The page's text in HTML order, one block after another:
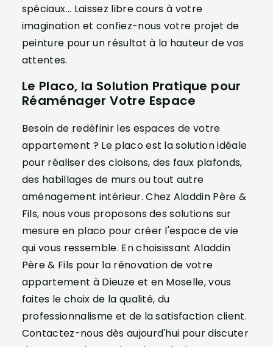
spéciaux... Laissez libre cours à votre
imagination et confiez-nous votre projet de
peinture pour un résultat à la hauteur de vos
attentes.
Le Placo, la Solution Pratique pour
Réaménager Votre Espace
Besoin de redéfinir les espaces de votre
appartement ? Le placo est la solution idéale
pour réaliser des cloisons, des faux plafonds,
des habillages de murs ou tout autre
aménagement intérieur. Chez Aladdin Père &
Fils, nous vous proposons des solutions sur
mesure en placo pour créer l'espace de vie
qui vous ressemble. En choisissant Aladdin
Père & Fils pour la rénovation de votre
appartement à Dieuze et en Moselle, vous
faites le choix de la qualité, du
professionnalisme et de la satisfaction client.
Contactez-nous dès aujourd'hui pour discuter